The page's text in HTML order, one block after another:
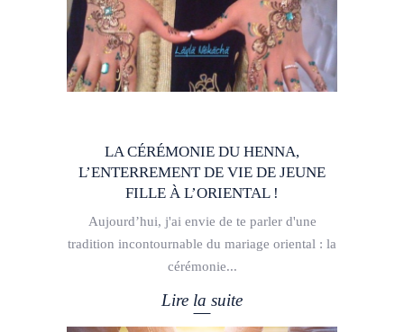
LA CÉRÉMONIE DU HENNA,
L’ENTERREMENT DE VIE DE JEUNE
FILLE À L’ORIENTAL !
Aujourd’hui, j'ai envie de te parler d'une
tradition incontournable du mariage oriental : la
cérémonie
Lire la suite